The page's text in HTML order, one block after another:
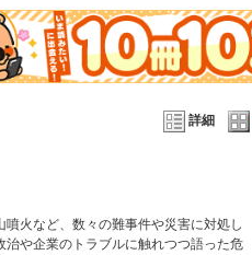
詳細
火など、数々の難事件や災害に対処し
や企業のトラブルに触れつつ語った危